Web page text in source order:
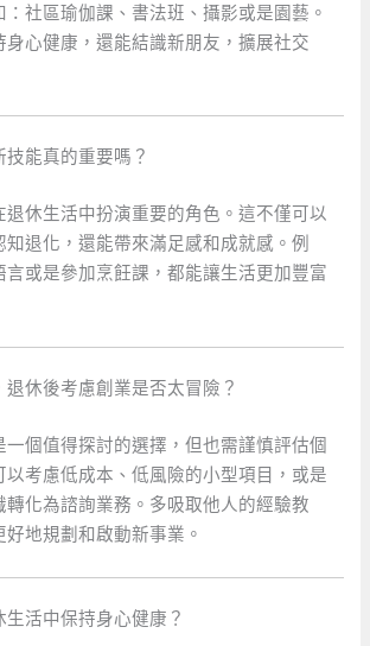
社區瑜伽課、書法班、攝影或是園藝。
身心健康，還能結識新朋友，擴展社交
能真的重要嗎？
退休生活中扮演重要的角色。這不僅可以
退化，還能帶來滿足感和成就感。例
言或是參加烹飪課，都能讓生活更加豐富
退休後考慮創業是否太冒險？
一個值得探討的選擇，但也需謹慎評估個
以考慮低成本、低風險的小型項目，或是
轉化為諮詢業務。多吸取他人的經驗教
地規劃和啟動新事業。
活中保持身心健康？